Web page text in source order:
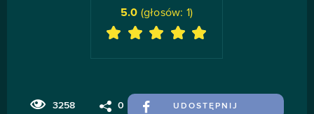
3258 0 UDOSTĘPNIJ
5.0 (głosów: 1)